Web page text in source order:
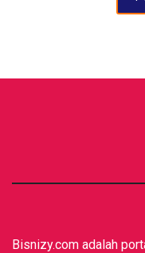
Bisnizy.com adalah